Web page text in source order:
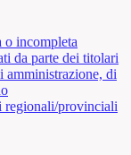
o incompleta
da parte dei titolari
di
regionali/provinciali